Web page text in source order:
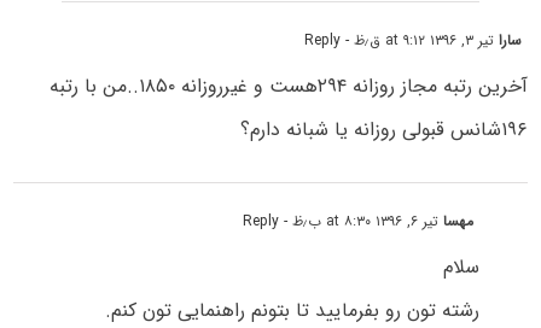
ساراتیر ۳, ۱۳۹۶ at ۹:۱۲ ق٫ظ - Reply
آخرین رتبه مجاز روزانه ۲۹۴هست و غیرروزانه ۱۸۵۰..من با رتبه
۱۹۶شانس قبولی روزانه یا شبانه دارم؟
مهساتیر ۶, ۱۳۹۶ at ۸:۳۰ ب٫ظ - Reply
سلام
رشته تون رو بفرمایید تا بتونم راهنمایی تون کنم.